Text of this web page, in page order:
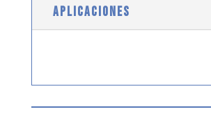
APLICACIONES